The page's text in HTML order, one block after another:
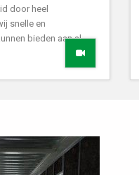
door heel
snelle en
bieden aan al